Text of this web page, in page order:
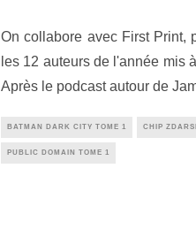
On collabore avec First Print,
les 12 auteurs de l'année mis
Après le podcast autour de
BATMAN DARK CITY TOME 1 CHIP
PUBLIC DOMAIN TOME 1